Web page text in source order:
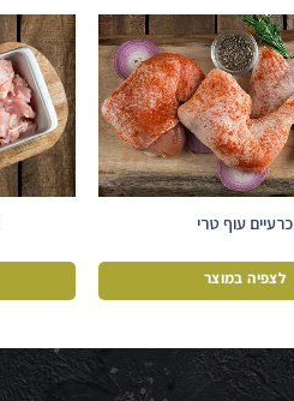
כרעיים עוף טרי
לצפיה במוצר